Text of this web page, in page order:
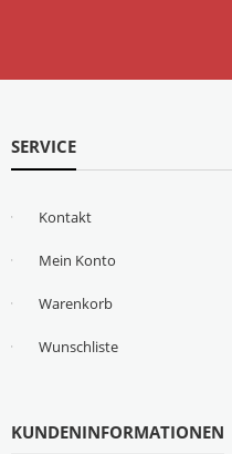
SERVICE
Kontakt
Mein Konto
Warenkorb
Wunschliste
KUNDENINFORMATIONEN